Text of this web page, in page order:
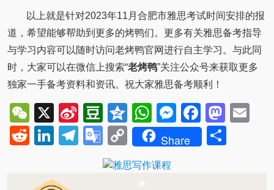
以上就是针对2023年11月合肥市雅思考试时间安排的报
道，希望能够帮助到更多的烤鸭们。更多有关雅思备考指导
与学习内容可以随时访问老烤鸭官网进行自主学习。与此同
时，大家可以在微信上搜索“老烤鸭”关注公众号来获取更多
独家一手备考资料和资讯。祝大家雅思备考顺利！
WeChat
X
Sina
Weibo
Douban
QzoneWhatsApp
Messenger
RedditLinkedIn
Telegram
Google
Translate
Copy
Link
Share